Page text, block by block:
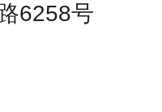
6258号